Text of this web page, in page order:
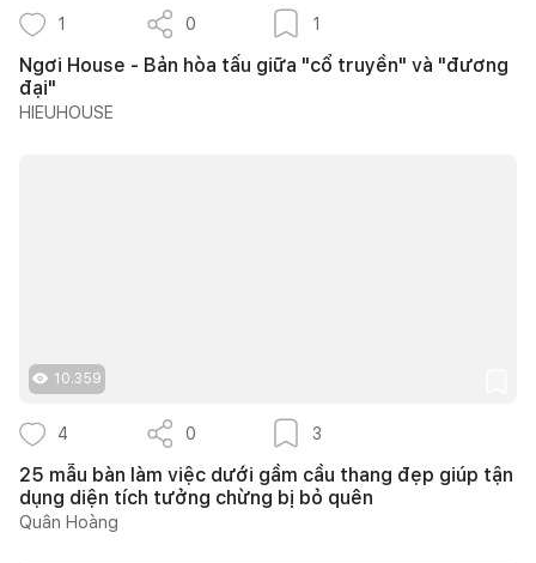
1 0 1
Ngơi House - Bản hòa tấu giữa "cổ truyền" và "đương
đại"
HIEUHOUSE
10.359
4 0 3
25 mẫu bàn làm việc dưới gầm cầu thang đẹp giúp tận
dụng diện tích tưởng chừng bị bỏ quên
Quân Hoàng